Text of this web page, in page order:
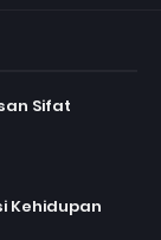
Sifat
Kehidupan